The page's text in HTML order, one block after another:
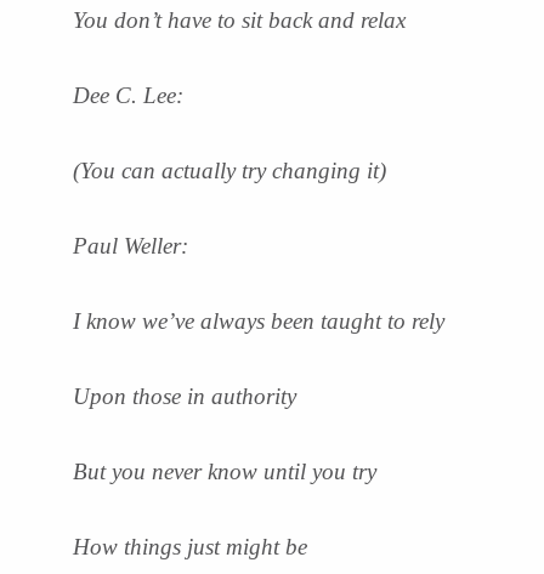
You don’t have to sit back and relax
Dee C. Lee:
(You can actually try changing it)
Paul Weller:
I know we’ve always been taught to rely
Upon those in authority
But you never know until you try
How things just might be